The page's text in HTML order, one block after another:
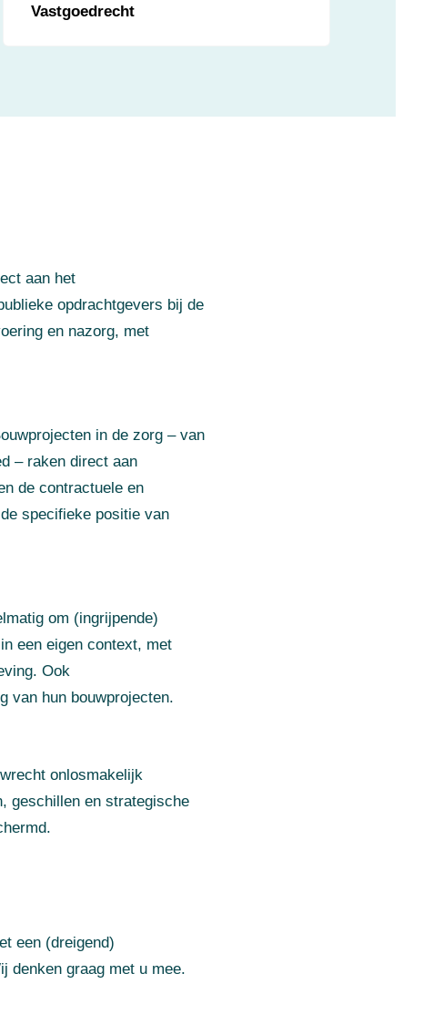
Vastgoedrecht
aan het
opdrachtgevers bij de
en nazorg, met
in de zorg – van
– raken direct aan
de contractuele en
specifieke positie van
om (ingrijpende)
een eigen context, met
Ook
van hun bouwprojecten.
onlosmakelijk
geschillen en strategische
een (dreigend)
denken graag met u mee.